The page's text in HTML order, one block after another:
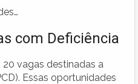
com Deficiência
vagas destinadas a
Essas oportunidades